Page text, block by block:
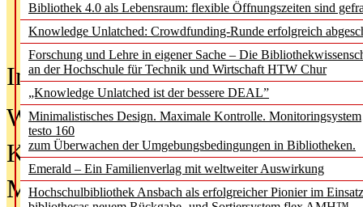
Bibliothek 4.0 als Lebensraum: flexible Öffnungszeiten sind
Knowledge Unlatched: Crowdfunding-Runde erfolgreich
Forschung und Lehre in eigener Sache – Die
an der Hochschule für Technik und Wirtschaft HTW Chur
„Knowledge Unlatched ist der bessere DEAL”
Minimalistisches Design. Maximale Kontrolle. Monitoringsystem
testo 160
zum Überwachen der Umgebungsbedingungen in Bibliotheken.
Emerald – Ein Familienverlag mit weltweiter Auswirkung
Hochschulbibliothek Ansbach als erfolgreicher Pionier im
In der Ausgabe06/2026(August
Was Hochschul­bibliotheken von
Kinder in der digitalen Welt
Metadaten als Infrastruktur